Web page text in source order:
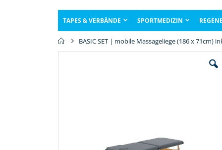
TAPES & VERBÄNDE SPORTMEDIZIN
BASIC SET | mobile Massageliege (186 x